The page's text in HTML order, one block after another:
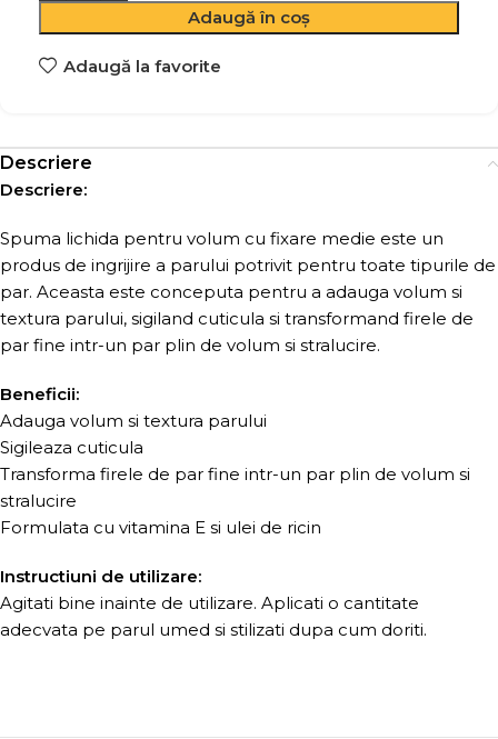
Adaugă în coș
Adaugă la favorite
Descriere
Descriere:
Spuma lichida pentru volum cu fixare medie este un
produs de ingrijire a parului potrivit pentru toate tipurile de
par. Aceasta este conceputa pentru a adauga volum si
textura parului, sigiland cuticula si transformand firele de
par fine intr-un par plin de volum si stralucire.
Beneficii:
Adauga volum si textura parului
Sigileaza cuticula
Transforma firele de par fine intr-un par plin de volum si
stralucire
Formulata cu vitamina E si ulei de ricin
Instructiuni de utilizare:
Agitati bine inainte de utilizare. Aplicati o cantitate
adecvata pe parul umed si stilizati dupa cum doriti.